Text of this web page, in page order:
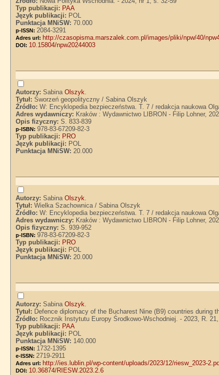
Typ publikacji: PAA
Język publikacji: POL
Punktacja MNiSW:70.000
p-ISSN: 2084-3291
Adres url: http://czasopisma.marszalek.com.pl/images/pliki/npw/40/
DOI: 10.15804/npw20244003
Autorzy:SabinaOlszyk.
Tytuł:Sworzeń geopolityczny / Sabina Olszyk
Źródło:W: Encyklopedia bezpieczeństwa. T. 7 / redakcja naukowa
Adres wydawniczy: Kraków : Wydawnictwo LIBRON - Filip Lohner,
Opis fizyczny:S. 833-839
p-ISBN:978-83-67209-82-3
Typ publikacji: PRO
Język publikacji: POL
Punktacja MNiSW:20.000
Autorzy:SabinaOlszyk.
Tytuł:Wielka Szachownica / Sabina Olszyk
Źródło:W: Encyklopedia bezpieczeństwa. T. 7 / redakcja naukowa
Adres wydawniczy: Kraków : Wydawnictwo LIBRON - Filip Lohner,
Opis fizyczny:S. 939-952
p-ISBN:978-83-67209-82-3
Typ publikacji: PRO
Język publikacji: POL
Punktacja MNiSW:20.000
Autorzy:SabinaOlszyk.
Tytuł: Defence diplomacy of the Bucharest Nine (B9) countries
Źródło: Rocznik Instytutu Europy Środkowo-Wschodniej. - 2023, R.
Typ publikacji: PAA
Język publikacji: POL
Punktacja MNiSW: 140.000
p-ISSN: 1732-1395
e-ISSN: 2719-2911
Adres url: http://ies.lublin.pl/wp-content/uploads/2023/12/riesw_2023-
DOI: 10.36874/RIESW.2023.2.6